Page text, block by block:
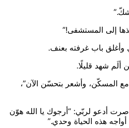
إلى المستشفى!”
باب غرفته بعنف.
شهد قليلًا.
المسكّن، وأشعر بتحسّن الآن”،
أدعو لربّي: “أرجوك يا الله هوّن
أواجه هذه الحياة وحدي.”